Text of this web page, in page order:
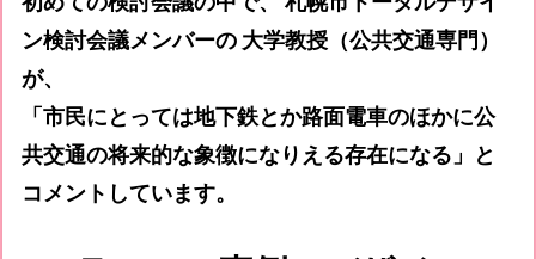
ン検討会議メンバーの 大学教授（公共交通専門）
が、
「市民にとっては地下鉄とか路面電車のほかに公
共交通の将来的な象徴になりえる存在になる」と
コメントしています。